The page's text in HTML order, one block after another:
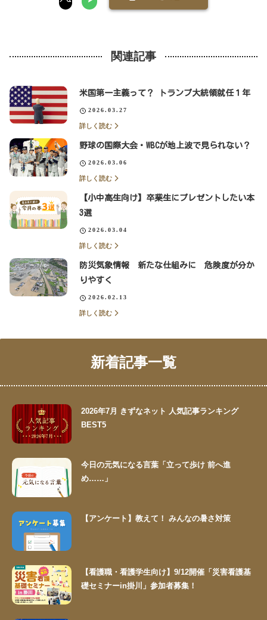
関連記事
米国第一主義って？ トランプ大統領就任１年
2026.03.27
詳しく読む
野球の国際大会・WBCが地上波で見られない？
2026.03.06
詳しく読む
【小中高生向け】卒業生にプレゼントしたい本
3選
2026.03.04
詳しく読む
防災気象情報 新たな仕組みに 危険度が分か
りやすく
2026.02.13
詳しく読む
新着記事一覧
2026年7月 きずなネット 人気記事ランキング
BEST5
今日の元気になる言葉「立って歩け 前へ進
め……」
【アンケート】教えて！ みんなの暑さ対策
【看護職・看護学生向け】9/12開催「災害看護基
礎セミナーin掛川」参加者募集！